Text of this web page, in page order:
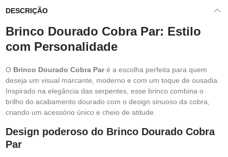
DESCRIÇÃO
Brinco Dourado Cobra Par: Estilo
com Personalidade
O Brinco Dourado Cobra Paré a escolha perfeita para quem
deseja um visual marcante, moderno e com um toque de ousadia.
Inspirado na elegância das serpentes, esse brinco combina o
brilho do acabamento dourado com o design sinuoso da cobra,
criando um acessório único e cheio de atitude.
Design poderoso do Brinco Dourado Cobra
Par